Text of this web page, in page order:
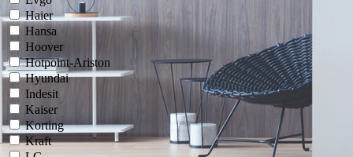
Haier
Hansa
Hoover
Hotpoint-Ariston
Hyundai
Indesit
Kaiser
Korting
Kraft